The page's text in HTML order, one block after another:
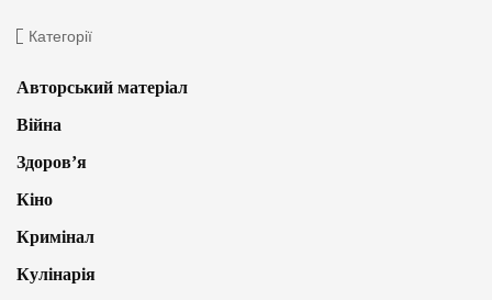
Категорії
Авторський матеріал
Війна
Здоров’я
Кіно
Кримінал
Кулінарія